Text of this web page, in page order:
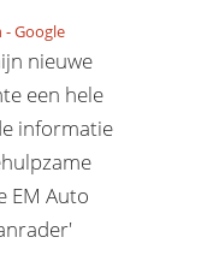
-Google
nieuwe
een hele
informatie
EM Auto